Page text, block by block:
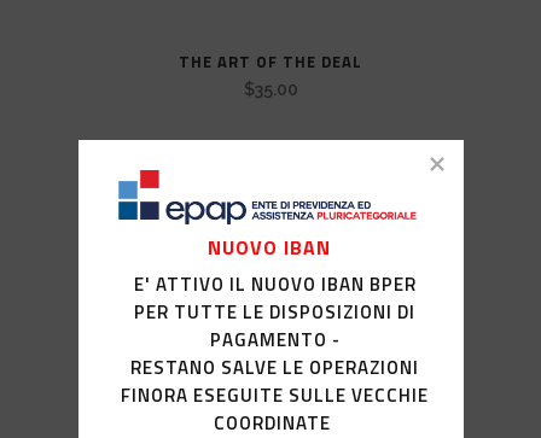
THE ART OF THE DEAL
$35.00
SALE
NUOVO IBAN
E' ATTIVO IL NUOVO IBAN BPER
PER TUTTE LE DISPOSIZIONI DI
PAGAMENTO -
RESTANO SALVE LE OPERAZIONI
FINORA ESEGUITE SULLE VECCHIE
COORDINATE